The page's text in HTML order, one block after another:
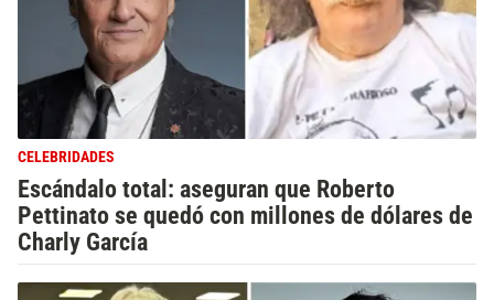
CELEBRIDADES
Escándalo total: aseguran que Roberto
Pettinato se quedó con millones de dólares de
Charly García